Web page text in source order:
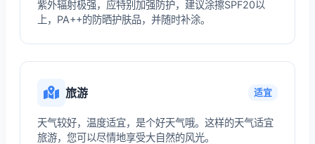
紫外辐射极强，应特别加强防护，建议涂擦SPF20以
上，PA++的防晒护肤品，并随时补涂。
旅游 适宜
天气较好，温度适宜，是个好天气哦。这样的天气适宜
旅游，您可以尽情地享受大自然的风光。